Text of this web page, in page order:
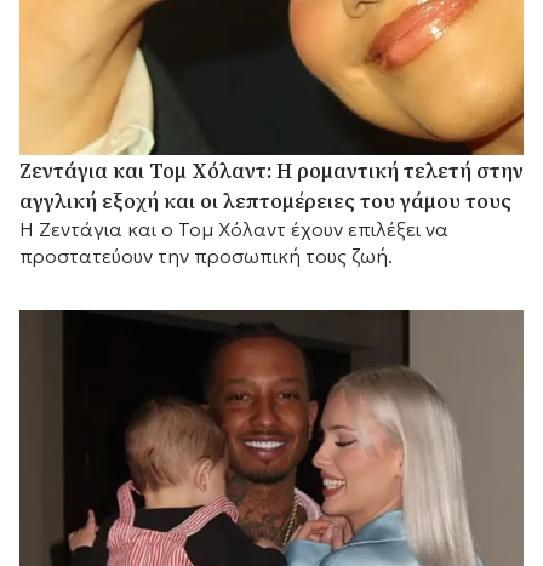
Ζεντάγια και Τομ Χόλαντ: Η ρομαντική τελετή στην
αγγλική εξοχή και οι λεπτομέρειες του γάμου τους
Η Ζεντάγια και ο Τομ Χόλαντ έχουν επιλέξει να
προστατεύουν την προσωπική τους ζωή.